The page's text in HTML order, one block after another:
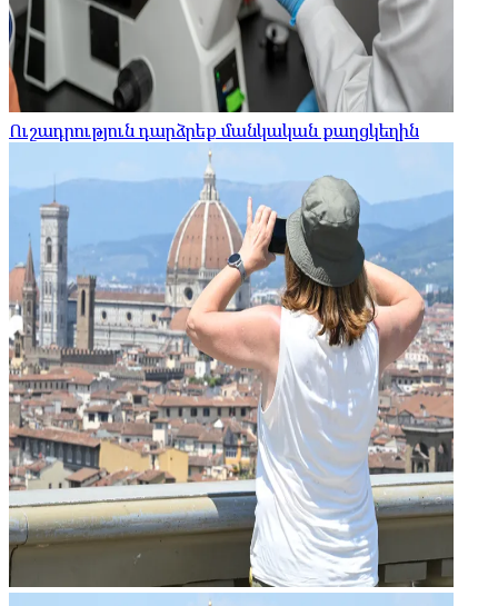
Ուշադրություն դարձրեք մանկական քաղցկեղին